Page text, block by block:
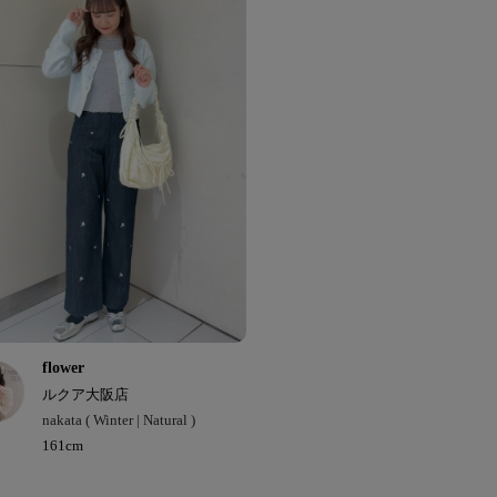
flower
ルクア大阪店
nakata ( Winter | Natural )
161cm